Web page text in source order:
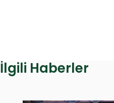
İlgili Haberler